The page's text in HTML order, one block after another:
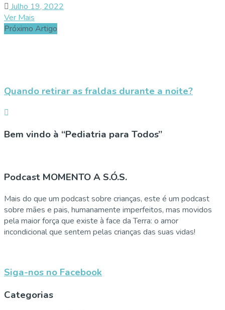
Julho 19, 2022
Ver Mais
Próximo Artigo
Quando retirar as fraldas durante a noite?
Bem vindo à “Pediatria para Todos”
Podcast MOMENTO A S.Ó.S.
Mais do que um podcast sobre crianças, este é um podcast
sobre mães e pais, humanamente imperfeitos, mas movidos
pela maior força que existe à face da Terra: o amor
incondicional que sentem pelas crianças das suas vidas!
Siga-nos no Facebook
Categorias